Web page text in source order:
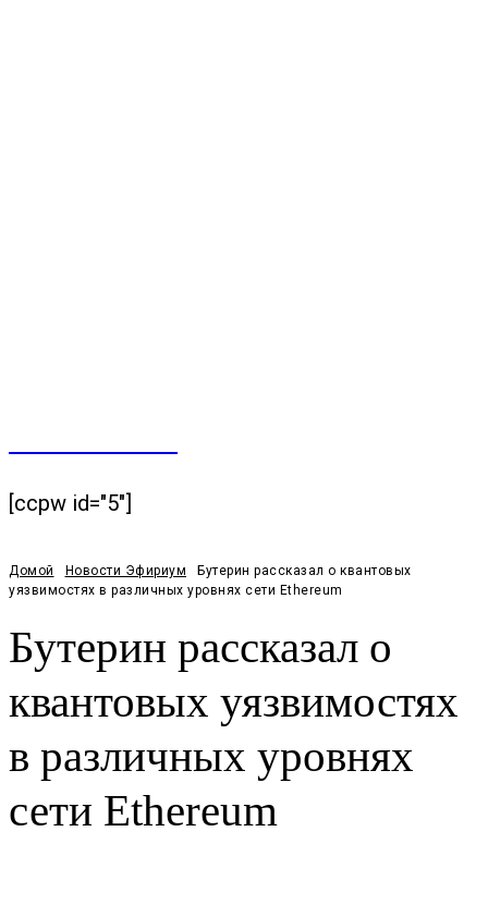
[ccpw id="5"]
Домой Новости Эфириум
Бутерин рассказал о квантовых
уязвимостях в различных уровнях сети Ethereum
Бутерин рассказал о
квантовых уязвимостях
в различных уровнях
сети Ethereum